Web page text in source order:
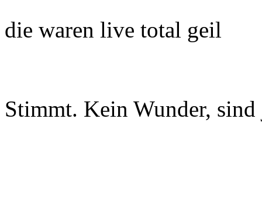
die waren live total geil
Stimmt. Kein Wunder,